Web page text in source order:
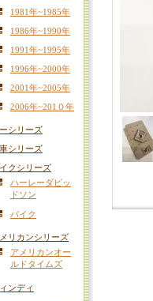
1981年~1985年
1986年~1990年
1991年~1995年
1996年~2000年
2001年~2005年
2006年~201０年
シリーズ
シリーズ
クシリーズ
ハーレーダビッ
ドソン
バイク
リカンシリーズ
アメリカンオー
ルドタイムズ
ンディ